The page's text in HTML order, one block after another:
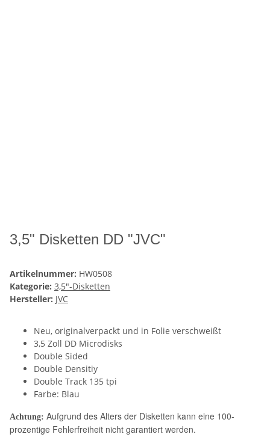
3,5" Disketten DD "JVC"
Artikelnummer: HW0508
Kategorie: 3,5"-Disketten
Hersteller: JVC
Neu, originalverpackt und in Folie verschweißt
3,5 Zoll DD Microdisks
Double Sided
Double Densitiy
Double Track 135 tpi
Farbe: Blau
Achtung: Aufgrund des Alters der Disketten kann eine 100-
prozentige Fehlerfreiheit nicht garantiert werden.